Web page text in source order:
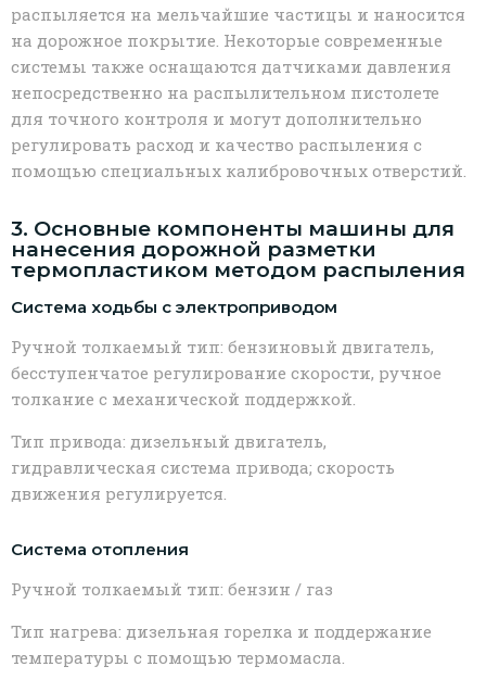
распыляется на мельчайшие частицы и наносится
на дорожное покрытие. Некоторые современные
системы также оснащаются датчиками давления
непосредственно на распылительном пистолете
для точного контроля и могут дополнительно
регулировать расход и качество распыления с
помощью специальных калибровочных отверстий.
3. Основные компоненты машины для
нанесения дорожной разметки
термопластиком методом распыления
Система ходьбы с электроприводом
Ручной толкаемый тип: бензиновый двигатель,
бесступенчатое регулирование скорости, ручное
толкание с механической поддержкой.
Тип привода: дизельный двигатель,
гидравлическая система привода; скорость
движения регулируется.
Система отопления
Ручной толкаемый тип: бензин / газ
Тип нагрева: дизельная горелка и поддержание
температуры с помощью термомасла.